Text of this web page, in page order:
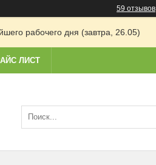
59 отзывов
рабочего дня (завтра, 26.05)
ЛИСТ